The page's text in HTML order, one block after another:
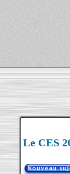
Le CES